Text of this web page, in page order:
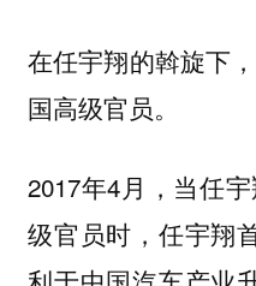
在任宇翔的斡旋下
国高级官员。
2017年4月，当任
级官员时， 任宇翔